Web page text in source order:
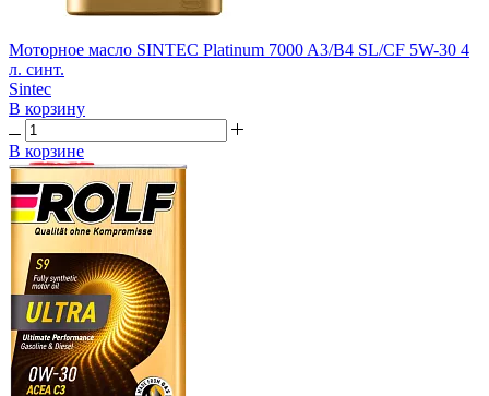
Моторное масло SINTEC Platinum 7000 A3/B4 SL/CF 5W-30 4
л. синт.
Sintec
В корзину
В корзине